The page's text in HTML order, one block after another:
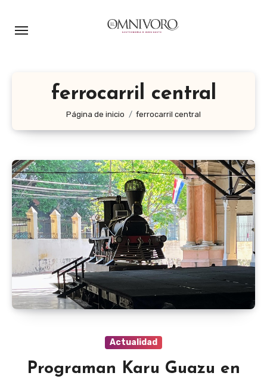
ferrocarril central
Página de inicio ferrocarril central
Actualidad
Programan Karu Guazu en